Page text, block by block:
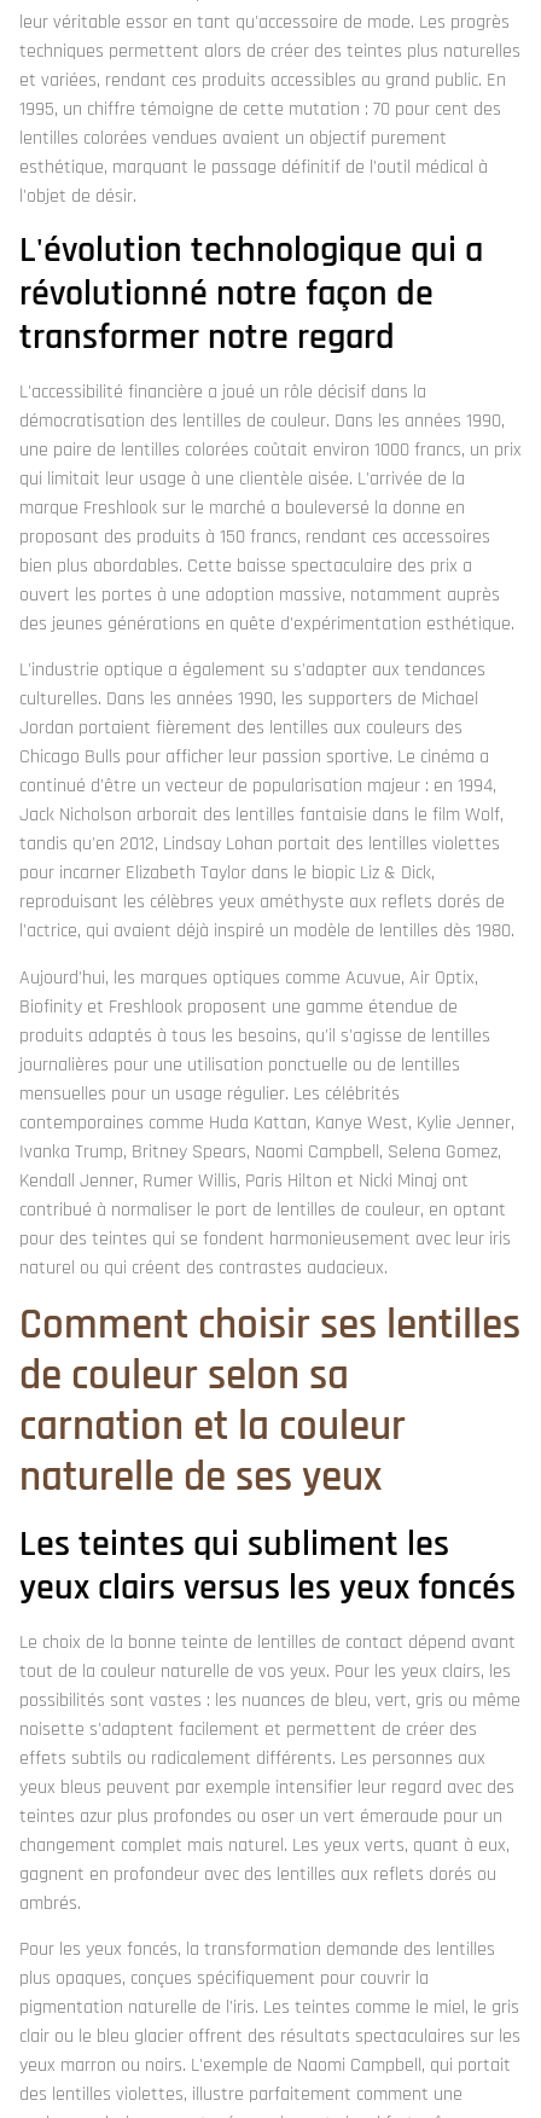
leur véritable essor en tant qu'accessoire de mode. Les progrès
techniques permettent alors de créer des teintes plus naturelles
et variées, rendant ces produits accessibles au grand public. En
1995, un chiffre témoigne de cette mutation : 70 pour cent des
lentilles colorées vendues avaient un objectif purement
esthétique, marquant le passage définitif de l'outil médical à
l'objet de désir.
L'évolution technologique qui a
révolutionné notre façon de
transformer notre regard
L'accessibilité financière a joué un rôle décisif dans la
démocratisation des lentilles de couleur. Dans les années 1990,
une paire de lentilles colorées coûtait environ 1000 francs, un prix
qui limitait leur usage à une clientèle aisée. L'arrivée de la
marque Freshlook sur le marché a bouleversé la donne en
proposant des produits à 150 francs, rendant ces accessoires
bien plus abordables. Cette baisse spectaculaire des prix a
ouvert les portes à une adoption massive, notamment auprès
des jeunes générations en quête d'expérimentation esthétique.
L'industrie optique a également su s'adapter aux tendances
culturelles. Dans les années 1990, les supporters de Michael
Jordan portaient fièrement des lentilles aux couleurs des
Chicago Bulls pour afficher leur passion sportive. Le cinéma a
continué d'être un vecteur de popularisation majeur : en 1994,
Jack Nicholson arborait des lentilles fantaisie dans le film Wolf,
tandis qu'en 2012, Lindsay Lohan portait des lentilles violettes
pour incarner Elizabeth Taylor dans le biopic Liz & Dick,
reproduisant les célèbres yeux améthyste aux reflets dorés de
l'actrice, qui avaient déjà inspiré un modèle de lentilles dès 1980.
Aujourd'hui, les marques optiques comme Acuvue, Air Optix,
Biofinity et Freshlook proposent une gamme étendue de
produits adaptés à tous les besoins, qu'il s'agisse de lentilles
journalières pour une utilisation ponctuelle ou de lentilles
mensuelles pour un usage régulier. Les célébrités
contemporaines comme Huda Kattan, Kanye West, Kylie Jenner,
Ivanka Trump, Britney Spears, Naomi Campbell, Selena Gomez,
Kendall Jenner, Rumer Willis, Paris Hilton et Nicki Minaj ont
contribué à normaliser le port de lentilles de couleur, en optant
pour des teintes qui se fondent harmonieusement avec leur iris
naturel ou qui créent des contrastes audacieux.
Comment choisir ses lentilles
de couleur selon sa
carnation et la couleur
naturelle de ses yeux
Les teintes qui subliment les
yeux clairs versus les yeux foncés
Le choix de la bonne teinte de lentilles de contact dépend avant
tout de la couleur naturelle de vos yeux. Pour les yeux clairs, les
possibilités sont vastes : les nuances de bleu, vert, gris ou même
noisette s'adaptent facilement et permettent de créer des
effets subtils ou radicalement différents. Les personnes aux
yeux bleus peuvent par exemple intensifier leur regard avec des
teintes azur plus profondes ou oser un vert émeraude pour un
changement complet mais naturel. Les yeux verts, quant à eux,
gagnent en profondeur avec des lentilles aux reflets dorés ou
ambrés.
Pour les yeux foncés, la transformation demande des lentilles
plus opaques, conçues spécifiquement pour couvrir la
pigmentation naturelle de l'iris. Les teintes comme le miel, le gris
clair ou le bleu glacier offrent des résultats spectaculaires sur les
yeux marron ou noirs. L'exemple de Naomi Campbell, qui portait
des lentilles violettes, illustre parfaitement comment une